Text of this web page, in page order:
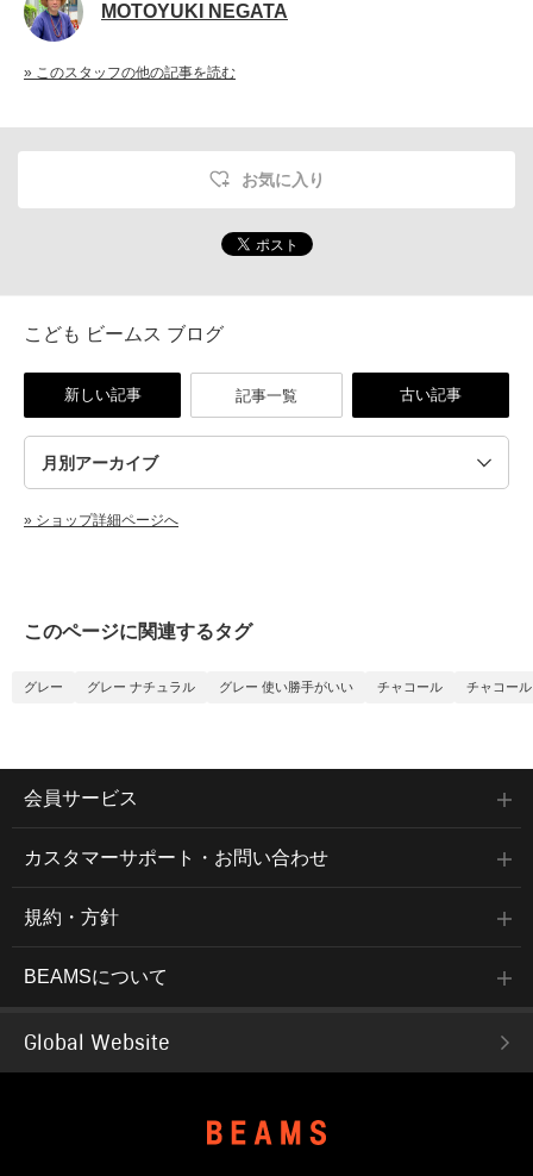
MOTOYUKI NEGATA
» このスタッフの他の記事を読む
お気に入り
こども ビームス ブログ
新しい記事 記事一覧 古い記事
» ショップ詳細ページへ
このページに関連するタグ
グレー グレー ナチュラル グレー 使い勝手がいい チャコール チャコー
会員サービス
カスタマーサポート・お問い合わせ
規約・方針
BEAMSについて
Global Website